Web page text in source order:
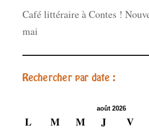
Café littéraire à Contes !
mai
Rechercher par date :
août 2026
L M M J V